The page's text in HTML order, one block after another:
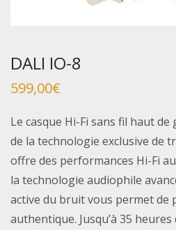
DALI IO-8
599,00€
Le casque Hi-Fi sans fil haut de
de la technologie exclusive de
offre des performances Hi-Fi
la technologie audiophile
active du bruit vous permet de
authentique. Jusqu’à 35